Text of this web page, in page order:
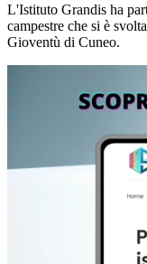
L'Istituto Grandis ha
campestre che si è
Gioventù di Cuneo.